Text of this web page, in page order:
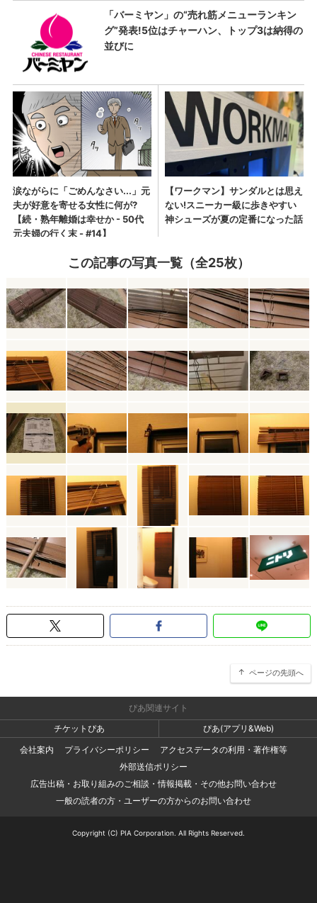
この記事の写真一覧（全25枚）
ページの先頭へ
ぴあ関連サイト
チケットぴあ
ぴあ(アプリ&Web)
会社案内
プライバシーポリシー
アクセスデータの利用・著作権等
外部送信ポリシー
広告出稿・お取り組みのご相談・情報掲載・その他お問い合わせ
一般の読者の方・ユーザーの方からのお問い合わせ
Copyright (C) PIA Corporation. All Rights Reserved.